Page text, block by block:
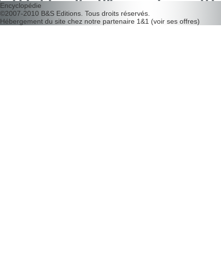
Encyclopédie
©2007-2010 B&S Editions . Tous droits réservés.
Hébergement du site chez notre partenaire 1&1 (voir ses offres)